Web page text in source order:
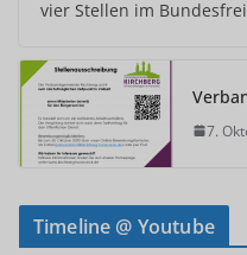
vier Stellen im
7.
Timeline @ Youtube